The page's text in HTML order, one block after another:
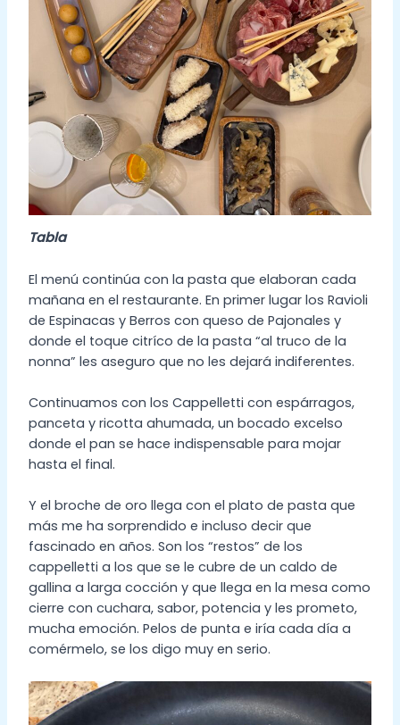
Tabla
El menú continúa con la pasta que elaboran cada
mañana en el restaurante. En primer lugar los Ravioli
de Espinacas y Berros con queso de Pajonales y
donde el toque citríco de la pasta “al truco de la
nonna” les aseguro que no les dejará indiferentes.
Continuamos con los Cappelletti con espárragos,
panceta y ricotta ahumada, un bocado excelso
donde el pan se hace indispensable para mojar
hasta el final.
Y el broche de oro llega con el plato de pasta que
más me ha sorprendido e incluso decir que
fascinado en años. Son los “restos” de los
cappelletti a los que se le cubre de un caldo de
gallina a larga cocción y que llega en la mesa como
cierre con cuchara, sabor, potencia y les prometo,
mucha emoción. Pelos de punta e iría cada día a
comérmelo, se los digo muy en serio.